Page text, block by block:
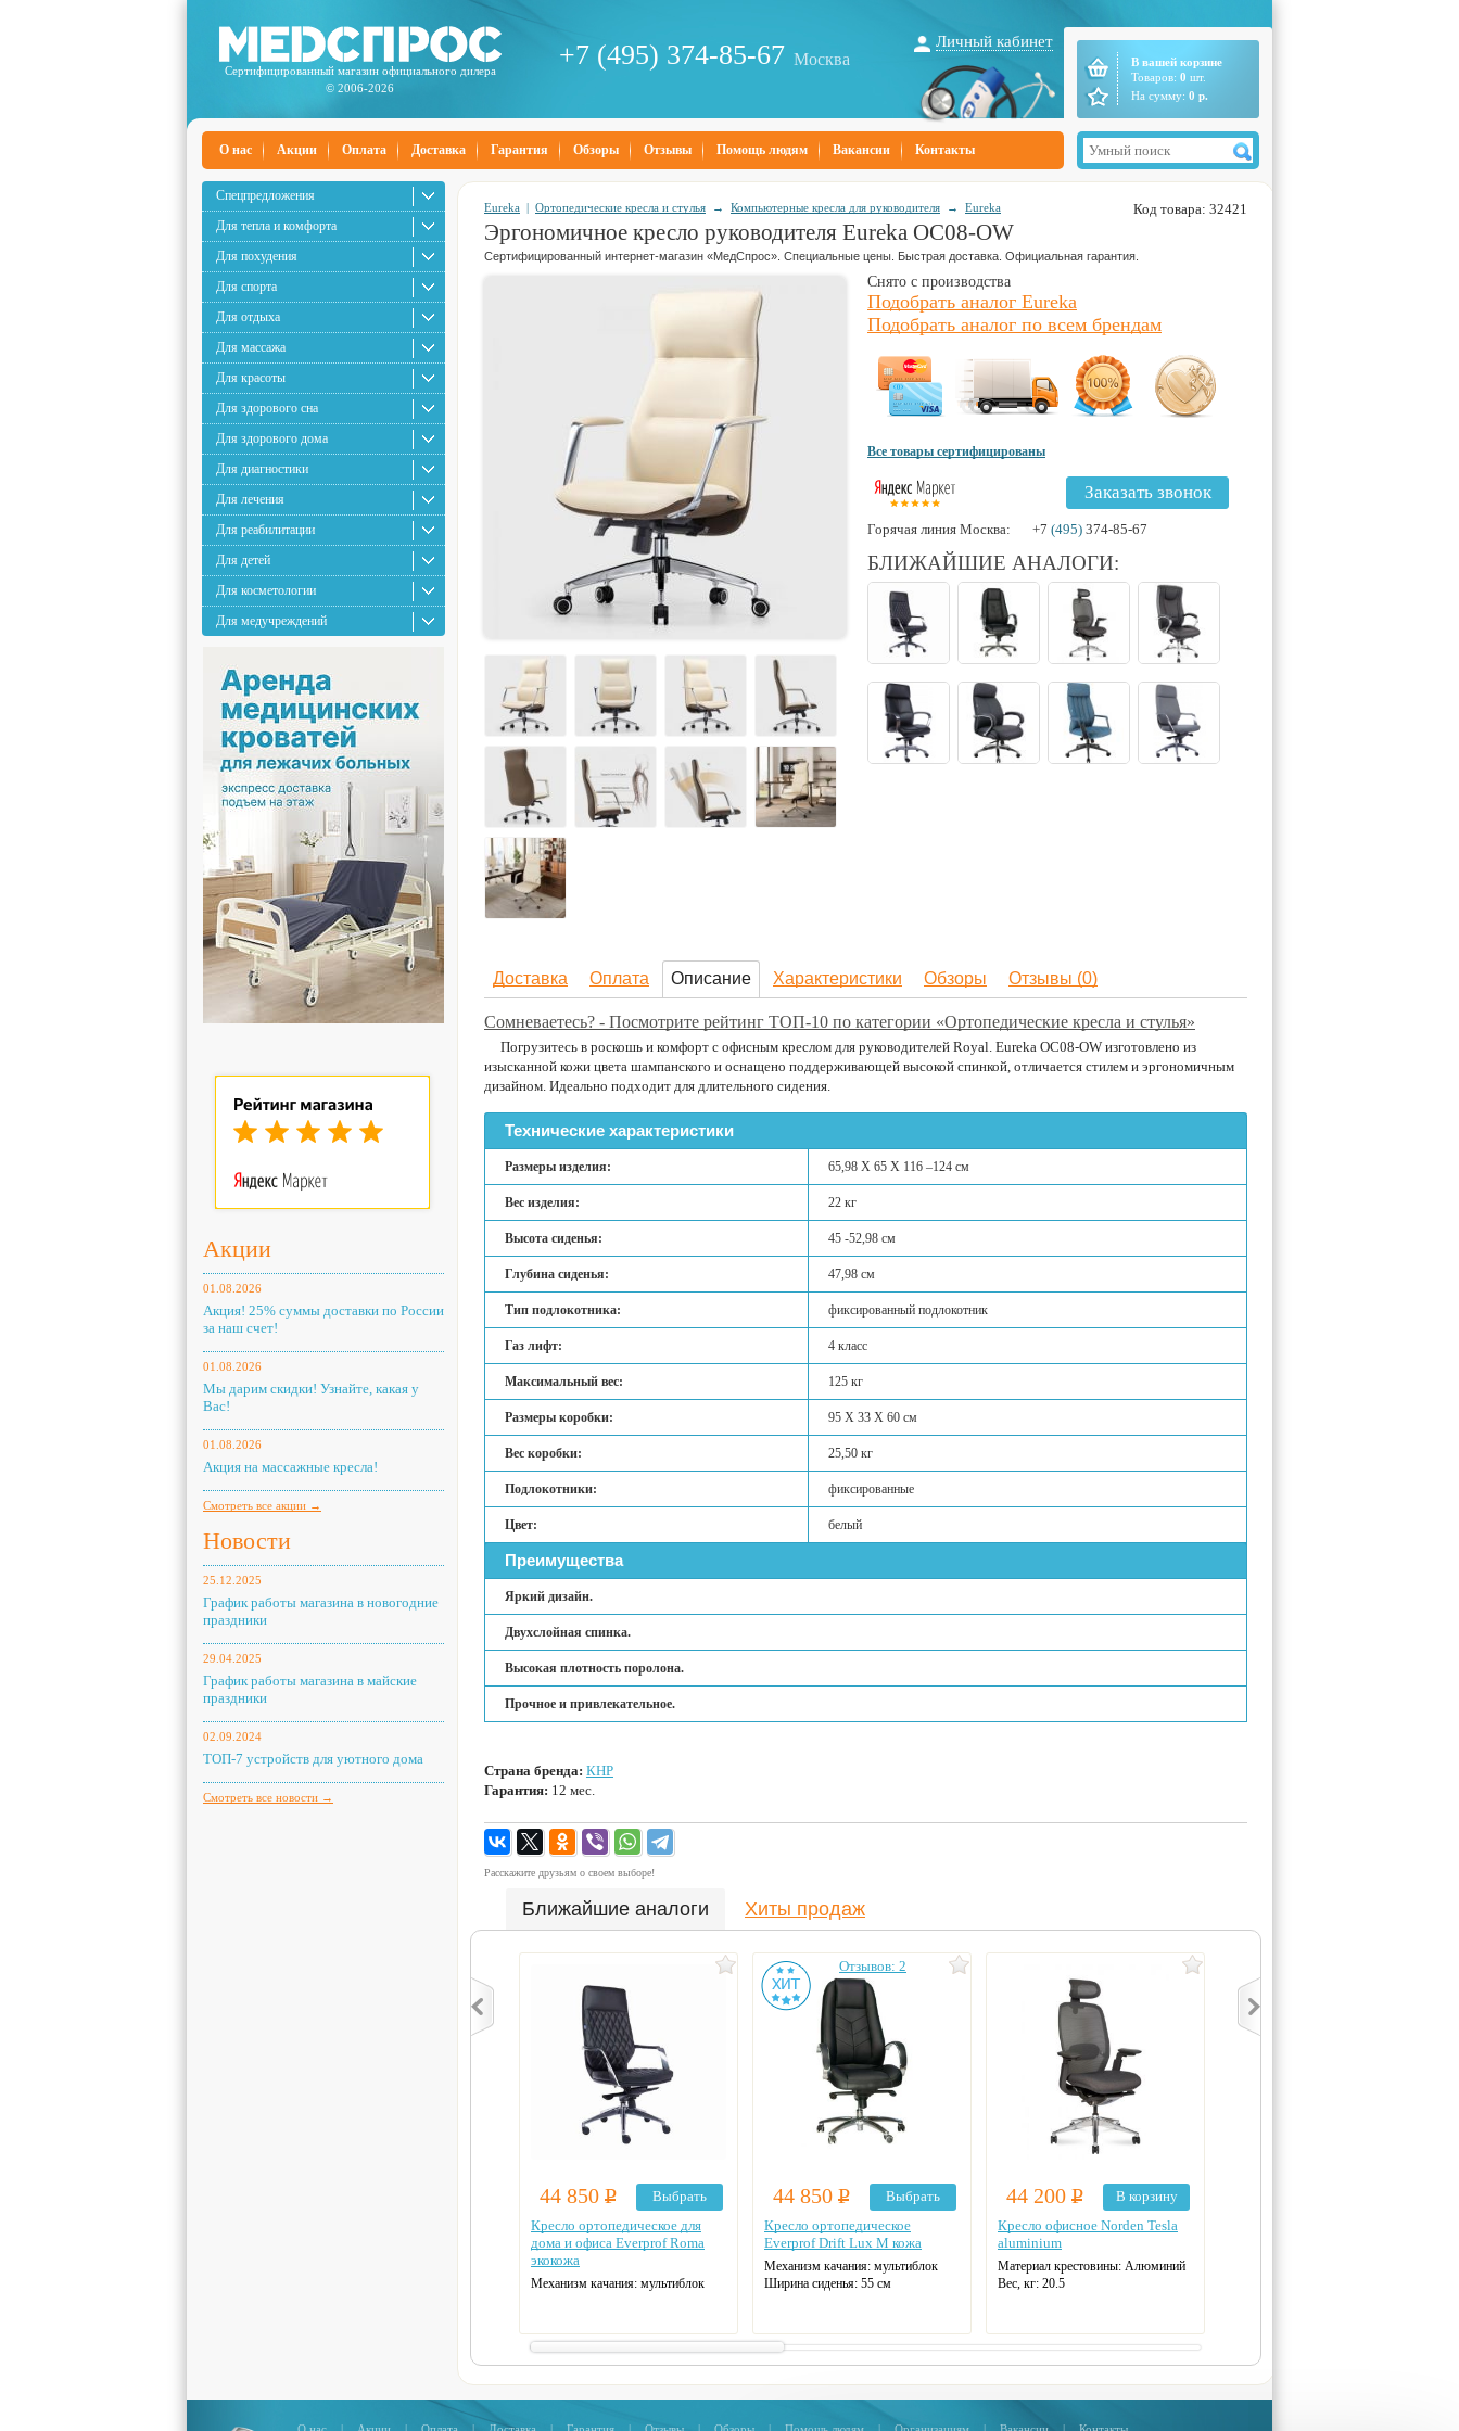
Сертифицированный магазин официального дилера
© 2006-2026
+7 (495) 374-85-67 Москва
Личный кабинет
В вашей корзине
Товаров: 0 шт.
На сумму: 0 р.
О нас Акции Оплата Доставка Гарантия Обзоры Отзывы Помощь людям Вакансии Контакты
Спецпредложения
Для тепла и комфорта
Для похудения
Для спорта
Для отдыха
Для массажа
Для красоты
Для здорового сна
Для здорового дома
Для диагностики
Для лечения
Для реабилитации
Для детей
Для косметологии
Для медучреждений
Акции
01.08.2026
Акция! 25% суммы доставки по России
за наш счет!
01.08.2026
Мы дарим скидки! Узнайте, какая у
Вас!
01.08.2026
Акция на массажные кресла!
Смотреть все акции →
Новости
25.12.2025
График работы магазина в новогодние
праздники
29.04.2025
График работы магазина в майские
праздники
02.09.2024
ТОП-7 устройств для уютного дома
Смотреть все новости →
Код товара: 32421
Eureka | Ортопедические кресла и стулья → Компьютерные кресла для руководителя → Eureka
Эргономичное кресло руководителя Eureka OC08-OW
Сертифицированный интернет-магазин «МедСпрос». Специальные цены. Быстрая доставка. Официальная гарантия.
Снято с производства
Подобрать аналог Eureka
Подобрать аналог по всем брендам
Все товары сертифицированы
Заказать звонок
Горячая линия Москва: +7 (495) 374-85-67
БЛИЖАЙШИЕ АНАЛОГИ:
Доставка Оплата Описание Характеристики Обзоры Отзывы (0)
Сомневаетесь? - Посмотрите рейтинг ТОП-10 по категории «Ортопедические кресла и стулья»
Погрузитесь в роскошь и комфорт с офисным креслом для руководителей Royal. Eureka OC08-OW изготовлено из
изысканной кожи цвета шампанского и оснащено поддерживающей высокой спинкой, отличается стилем и эргономичным
дизайном. Идеально подходит для длительного сидения.
Технические характеристики
Размеры изделия: 65,98 Х 65 Х 116 –124 см
Вес изделия: 22 кг
Высота сиденья: 45 -52,98 см
Глубина сиденья: 47,98 см
Тип подлокотника: фиксированный подлокотник
Газ лифт: 4 класс
Максимальный вес: 125 кг
Размеры коробки: 95 Х 33 X 60 см
Вес коробки: 25,50 кг
Подлокотники: фиксированные
Цвет: белый
Преимущества
Яркий дизайн.
Двухслойная спинка.
Высокая плотность поролона.
Прочное и привлекательное.
Страна бренда: КНР
Гарантия: 12 мес.
Расскажите друзьям о своем выборе!
Ближайшие аналоги Хиты продаж
44 850 Р
Выбрать
Кресло ортопедическое для
дома и офиса Everprof Roma
экокожа
Механизм качания: мультиблок
Материал спинки: экокожа
Регулировка высоты: газлифт
Крестовина: алюминиевая
Цвет: на выбор
Отзывов: 2
44 850 Р
Выбрать
Кресло ортопедическое
Everprof Drift Lux M кожа
Механизм качания: мультиблок
Ширина сиденья: 55 см
Регулировка высоты: газлифт
Крестовина: алюминиевая
Цвет: на выбор
44 200 Р
В корзину
Кресло офисное Norden Tesla
aluminium
Материал крестовины: Алюминий
Вес, кг: 20.5
Цвет: на выбор